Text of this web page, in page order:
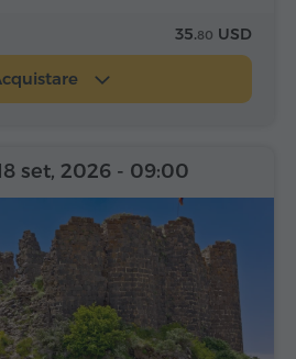
35.80 USD
set, 2026 - 09:00